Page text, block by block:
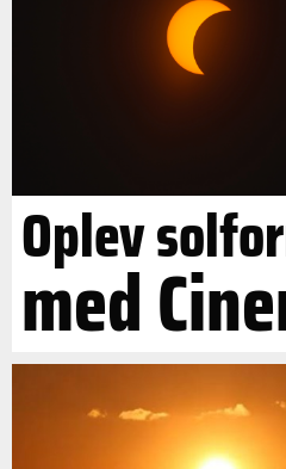
Oplev
med